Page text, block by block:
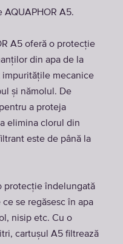
AQUAPHOR A5.
A5 oferă o protecție
din apa de la
mecanice
și nămolul. De
a proteja
elimina clorul din
este de până la
protecție îndelungată
se regăsesc în apa
nisip etc. Cu o
cartușul A5 filtrează